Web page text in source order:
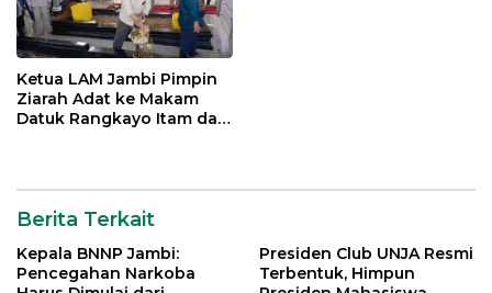
Ketua LAM Jambi Pimpin
Ziarah Adat ke Makam
Datuk Rangkayo Itam dan
Berita Terkait
Kepala BNNP Jambi:
Pencegahan Narkoba
Presiden Club UNJA Resmi
Terbentuk, Himpun